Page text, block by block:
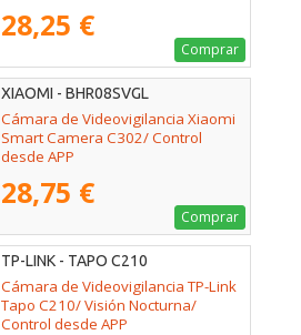
28,25 €
Comprar
XIAOMI - BHR08SVGL
Cámara de Videovigilancia Xiaomi
Smart Camera C302/ Control
desde APP
28,75 €
Comprar
TP-LINK - TAPO C210
Cámara de Videovigilancia TP-Link
Tapo C210/ Visión Nocturna/
Control desde APP